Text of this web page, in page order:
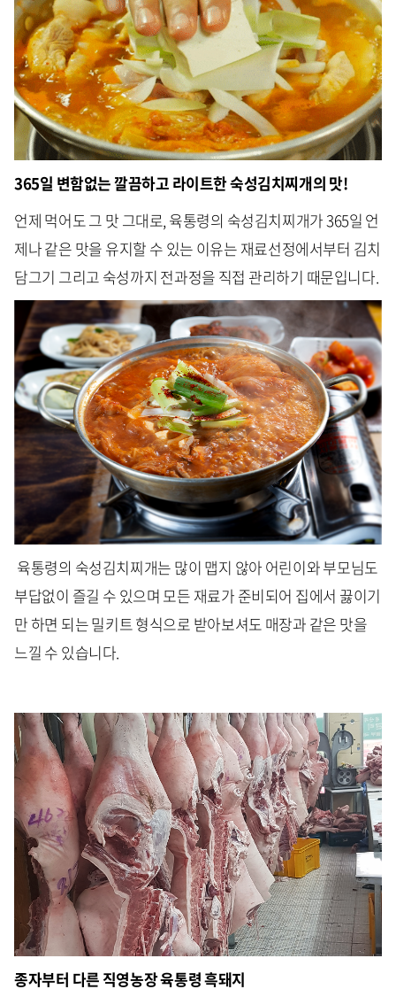
365일 변함없는 깔끔하고 라이트한 숙성김치찌개의 맛!
언제 먹어도 그 맛 그대로, 육통령의 숙성김치찌개가 365일 언
제나 같은 맛을 유지할 수 있는 이유는 재료선정에서부터 김치
담그기 그리고 숙성까지 전과정을 직접 관리하기 때문입니다.
육통령의 숙성김치찌개는 많이 맵지 않아 어린이와 부모님도
부답없이 즐길 수 있으며 모든 재료가 준비되어 집에서 끓이기
만 하면 되는 밀키트 형식으로 받아보셔도 매장과 같은 맛을
느낄 수 있습니다.
종자부터 다른 직영농장 육통령 흑돼지